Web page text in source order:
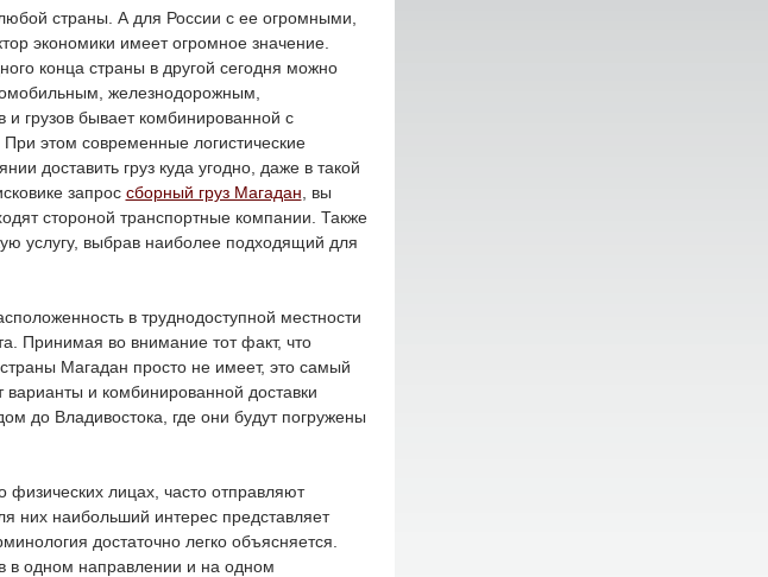
страны. А для России с ее огромными,
экономики имеет огромное значение.
конца страны в другой сегодня можно
железнодорожным,
грузов бывает комбинированной с
этом современные логистические
доставить груз куда угодно, даже в такой
запрос сборный груз Магадан , вы
стороной транспортные компании. Также
услугу, выбрав наиболее подходящий для
в труднодоступной местности
Принимая во внимание тот факт, что
Магадан просто не имеет, это самый
и комбинированной доставки
до Владивостока, где они будут погружены
лицах, часто отправляют
них наибольший интерес представляет
достаточно легко объясняется.
в одном направлении и на одном